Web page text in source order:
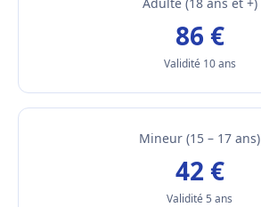
86 €
Validité 10 ans
Mineur (15 – 17 ans)
42 €
Validité 5 ans